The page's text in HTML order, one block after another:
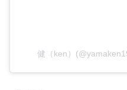
健（ken）